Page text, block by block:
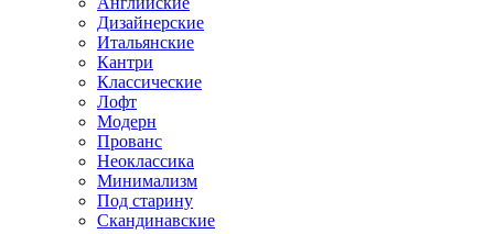
Дизайнерские
Итальянские
Кантри
Классические
Лофт
Модерн
Прованс
Неоклассика
Минимализм
Под старину
Скандинавские